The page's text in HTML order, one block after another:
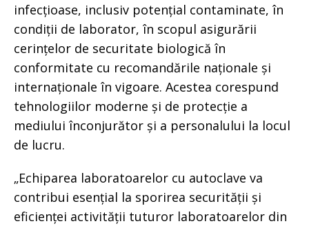
infecțioase, inclusiv potențial contaminate, în
condiții de laborator, în scopul asigurării
cerințelor de securitate biologică în
conformitate cu recomandările naționale și
internaționale în vigoare. Acestea corespund
tehnologiilor moderne și de protecție a
mediului înconjurător și a personalului la locul
de lucru.
„Echiparea laboratoarelor cu autoclave va
contribui esențial la sporirea securității și
eficienței activității tuturor laboratoarelor din